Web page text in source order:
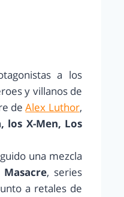
a los
y villanos de
deAlex Luthor,
los X-Men, Los
una mezcla
Masacre, series
a retales de